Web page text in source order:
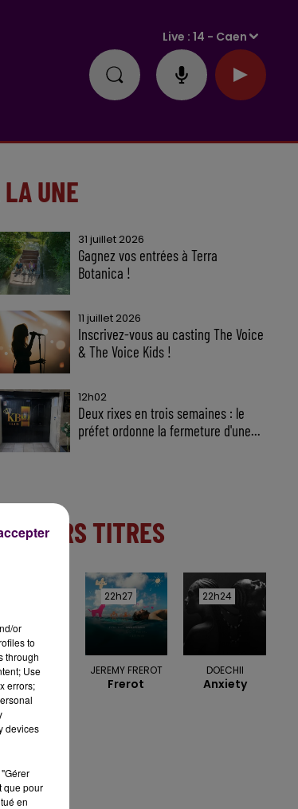
Live :14 - Caen
UNE
31 juillet 2026
Gagnez vos entrées à Terra
Botanica !
11 juillet 2026
Inscrivez-vous au casting The Voice
& The Voice Kids !
12h02
Deux rixes en trois semaines : le
préfet ordonne la fermeture d'une...
TITRES
EAGLE EYE
CHERRY
Tonight
22h27
22h27
JEREMY FREROT
Frerot
22h24
22h24
DOECHII
Anxiety
or
to
through
Use
errors;
devices
que pour
en